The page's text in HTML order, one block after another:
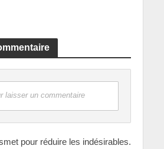
laisser un commentaire
pour réduire les indésirables.